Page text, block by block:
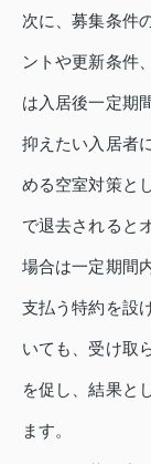
次に、募集条件
ントや更新条件
は入居後一定期
抑えたい入居者
める空室対策と
で退去されると
場合は一定期間
支払う特約を設
いても、受け取
を促し、結果と
ます。